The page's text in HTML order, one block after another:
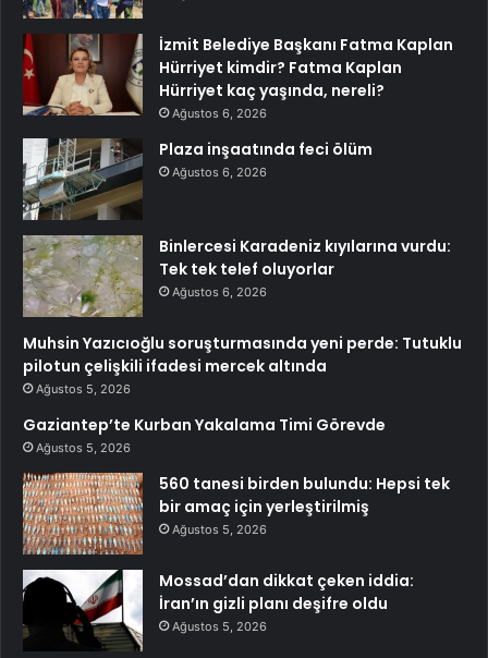
İzmit Belediye Başkanı Fatma Kaplan
Hürriyet kimdir? Fatma Kaplan
Hürriyet kaç yaşında, nereli?
Ağustos 6, 2026
Plaza inşaatında feci ölüm
Ağustos 6, 2026
Binlercesi Karadeniz kıyılarına vurdu:
Tek tek telef oluyorlar
Ağustos 6, 2026
Muhsin Yazıcıoğlu soruşturmasında yeni perde: Tutuklu
pilotun çelişkili ifadesi mercek altında
Ağustos 5, 2026
Gaziantep’te Kurban Yakalama Timi Görevde
Ağustos 5, 2026
560 tanesi birden bulundu: Hepsi tek
bir amaç için yerleştirilmiş
Ağustos 5, 2026
Mossad’dan dikkat çeken iddia:
İran’ın gizli planı deşifre oldu
Ağustos 5, 2026